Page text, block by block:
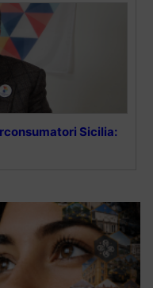
Sicilia: